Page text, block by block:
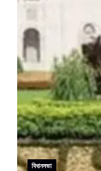
বিধানসভা